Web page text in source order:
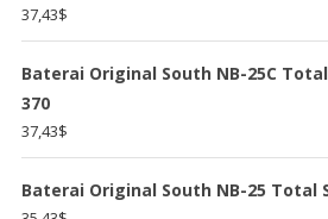
37,43$
Baterai Original South NB-25C
370
37,43$
Baterai Original South NB-25 Total